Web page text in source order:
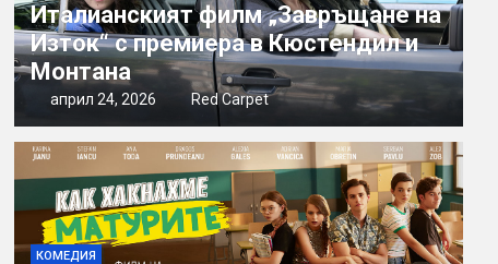
Италианският филм „Завръщане на
Изток“ с премиера в Кюстендил и
Монтана
април 24, 2026 Red Carpet
КОМЕДИЯ